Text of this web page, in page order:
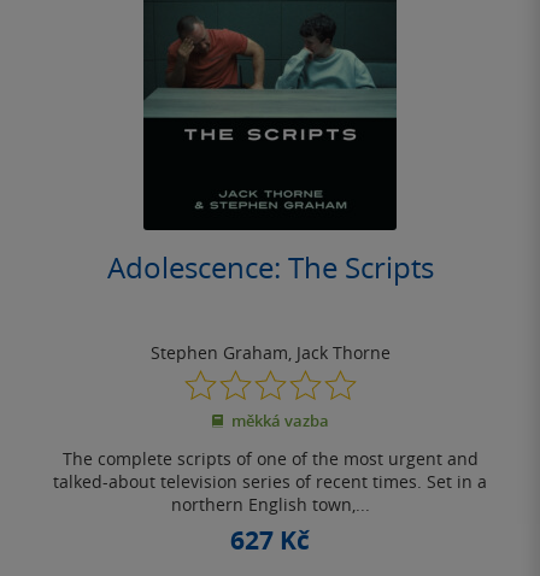
Adolescence: The Scripts
Stephen Graham, Jack Thorne
0.0
z
5
měkká vazba
The complete scripts of one of the most urgent and
talked-about television series of recent times. Set in a
northern English town,...
627 Kč